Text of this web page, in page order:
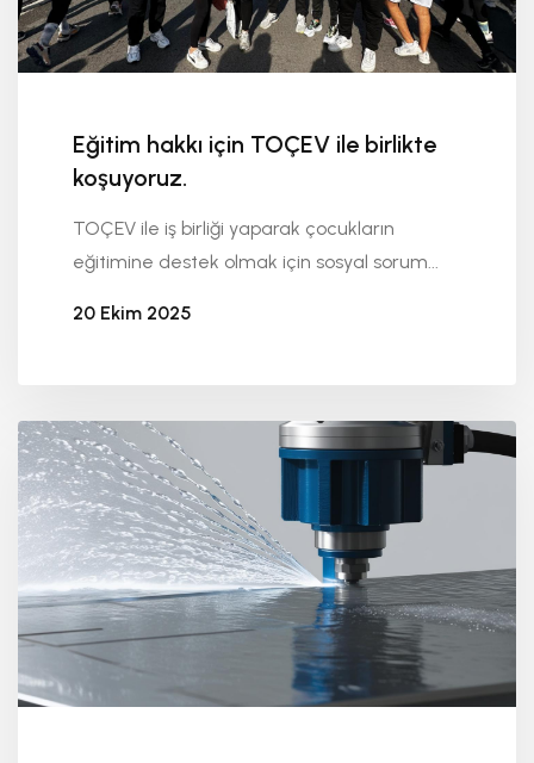
Eğitim hakkı için TOÇEV ile birlikte
koşuyoruz.
TOÇEV ile iş birliği yaparak çocukların
eğitimine destek olmak için sosyal sorum...
20 Ekim 2025